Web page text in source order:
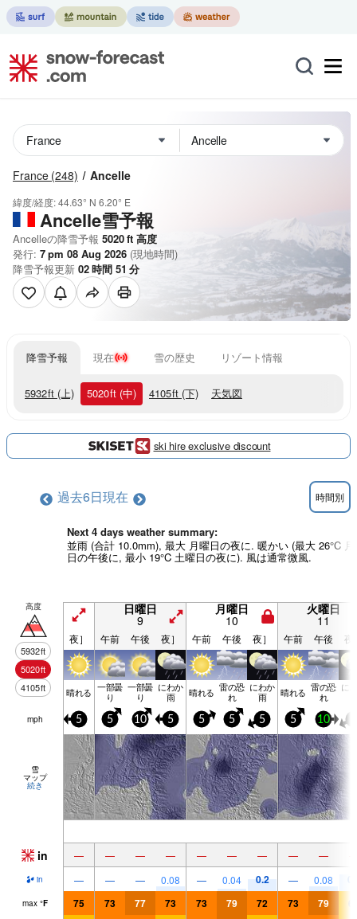
France (248) Ancelle
緯度/経度:44.63° N 6.20° E
Ancelle雪予報
Ancelleの降雪予報 5020ft 高度
発行: 7 pm 08 Aug 2026 (現地時間)
降雪予報更新 02時間 51 分
降雪予報 現在 雪の歴史 リゾート情報
5932ft (上) 5020ft (中) 4105ft (下) 天気図
ski hire exclusive discount
過去6日現在 時間別
Next 4 days weather summary:
並雨 (合計 10.0mm), 最大 月曜日の夜に. 暖かい (最大 26°C
日の午後に, 最小 19°C 土曜日の夜に). 風は通常微風.
高度
5932ft
5020ft
4105ft
日曜日
9
月曜日
10
火曜日
11
夜］ 午前 午後 夜］ 午前 午後 夜］ 午前 午後 夜
晴れる 一部曇
り
一部曇
り
にわか
雨 晴れる 雷の恐
れ
にわか
雨 晴れる 雷の恐
れ
に
mph 5 5 10 5 5 5 5 5 10
雪
マップ
続き
in — — — — — — — — —
in — — — 0.08 — 0.04 0.2 — 0.08
max °F 75 73 77 73 73 79 72 73 79